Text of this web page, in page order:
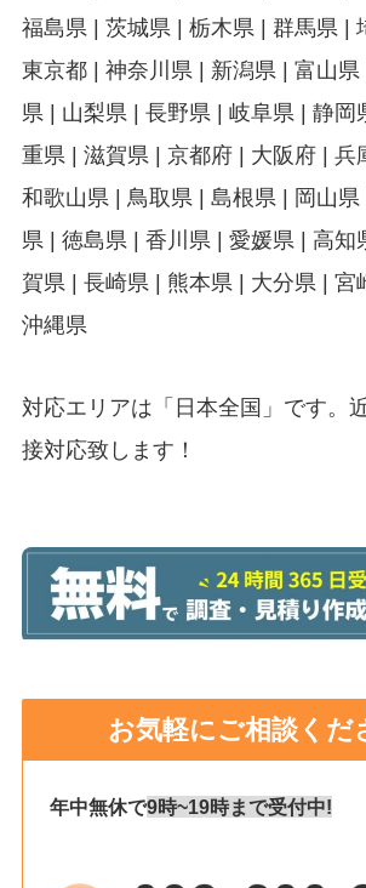
福島県 | 茨城県 | 栃木県 | 群馬県 |
東京都 | 神奈川県 | 新潟県 | 富山
県 | 山梨県 | 長野県 | 岐阜県 | 静岡
重県 | 滋賀県 | 京都府 | 大阪府 | 兵
和歌山県 | 鳥取県 | 島根県 | 岡山県
県 | 徳島県 | 香川県 | 愛媛県 | 高知
賀県 | 長崎県 | 熊本県 | 大分県 | 宮
沖縄県
対応エリアは「日本全国」です。
接対応致します！
お気軽にご相談くだ
年中無休で9時~19時まで受付中!